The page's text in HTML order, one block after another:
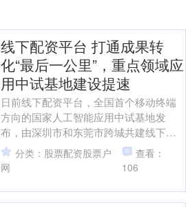
线下配资平台 打通成果转
化“最后一公里”，重点领域应
用中试基地建设提速
日前线下配资平台，全国首个移动终端
方向的国家人工智能应用中试基地发
布，由深圳市和东莞市跨城共建线下配
资平台，中国联通具体建设，旨在助力
企业实现从研发设计到生产制....
分类：股票配资股票户
网
查看：
106